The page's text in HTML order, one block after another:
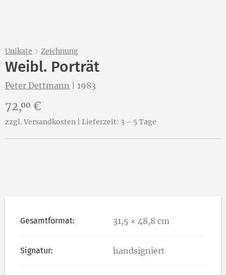
Unikate Zeichnung
Weibl. Porträt
Peter Dettmann 1983
Preis:
72,00 €
zzgl. Versandkosten | Lieferzeit: 3 – 5 Tage
Gesamtformat: 31,5 × 48,8 cm
Signatur: handsigniert